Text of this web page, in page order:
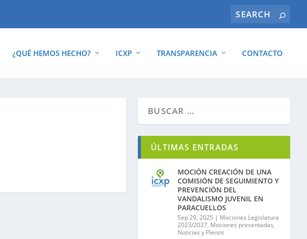
¿QUÉ HEMOS HECHO? ICXP TRANSPARENCIA CONTACTO
ÚLTIMAS ENTRADAS
MOCIÓN CREACIÓN DE UNA
COMISIÓN DE SEGUIMIENTO Y
PREVENCIÓN DEL
VANDALISMO JUVENIL EN
PARACUELLOS
Sep 29, 2025 | Mociones Legislatura
2023/2027, Mociones presentadas,
Noticias y Plenos